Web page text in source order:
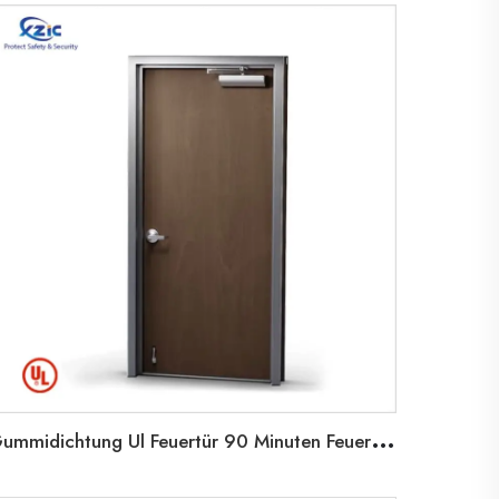
G
ummidichtung Ul Feuertür 90 Minuten Feuer Holztür mit Stahlrahmen